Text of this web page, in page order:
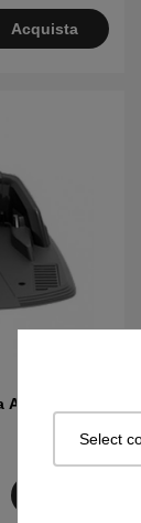
Select
Acquista
105